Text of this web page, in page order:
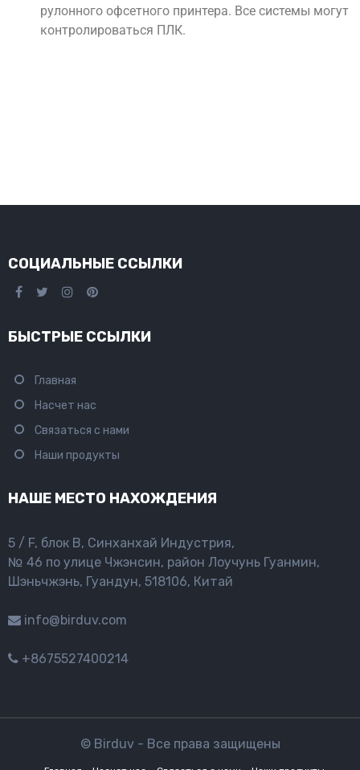
рулонного офсетного принтера. Все системы могут
контролироваться ПЛК.
СОЦИАЛЬНЫЕ ССЫЛКИ
БЫСТРЫЕ ССЫЛКИ
Главная
Насчет нас
Связаться с нами
Наши продукты
НАШЕ МЕСТО НАХОЖДЕНИЯ
5 / F, блок B, Синханхай Индустрия,
№ 46 по улице Чжэнсин, район Лоучунь Гуанмин,
Шэньчжэнь, Гуандун, 518106, Китай
info@birduv.com
+8675527400214
© Birduv - Все права защищены